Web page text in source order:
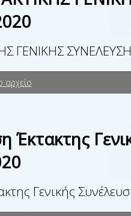
ΓΕΝΙΚΗΣ
αρχείο
Έκτακτης
Γενικής